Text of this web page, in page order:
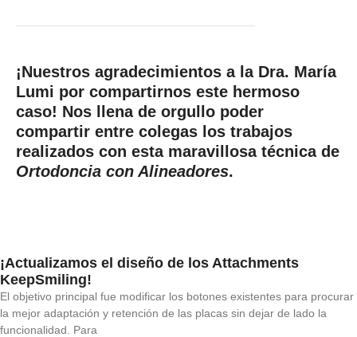
¡Nuestros agradecimientos a la Dra. María
Lumi por compartirnos este hermoso
caso! Nos llena de orgullo poder
compartir entre colegas los trabajos
realizados con esta maravillosa técnica de
Ortodoncia con Alineadores.
¡Actualizamos el diseño de los Attachments
KeepSmiling!
El objetivo principal fue modificar los botones existentes para procurar
la mejor adaptación y retención de las placas sin dejar de lado la
funcionalidad. Para